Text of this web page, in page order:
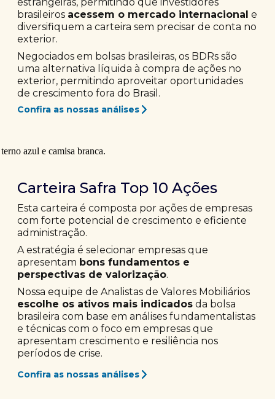
brasileiros acessem o mercado internacional e
diversifiquem a carteira sem precisar de conta no
exterior.
Negociados em bolsas brasileiras, os BDRs são
uma alternativa líquida à compra de ações no
exterior, permitindo aproveitar oportunidades
de crescimento fora do Brasil.
Confira as nossas análises
Carteira Safra Top 10 Ações
Esta carteira é composta por ações de empresas
com forte potencial de crescimento e eficiente
administração.
A estratégia é selecionar empresas que
apresentam bons fundamentos e
perspectivas de valorização.
Nossa equipe de Analistas de Valores Mobiliários
escolhe os ativos mais indicados da bolsa
brasileira com base em análises fundamentalistas
e técnicas com o foco em empresas que
apresentam crescimento e resiliência nos
períodos de crise.
Confira as nossas análises